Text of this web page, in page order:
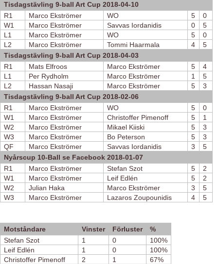
Tisdagstävling 9-ball Art Cup 2018-04-10
R1
Marco Ekströmer WO 5
0
W1
Marco Ekströmer Savvas Iordanidis 0
5
L1
Marco Ekströmer WO 5
0
L2
Marco Ekströmer Tommi Haarmala 4
5
Tisdagstävling 9-ball Art Cup 2018-04-03
R1
Mats Elfroos Marco Ekströmer 5
4
L1
Per Rydholm Marco Ekströmer 1
5
L2
Hassan Nasaji Marco Ekströmer 5
3
Tisdagstävling 9-ball Art Cup 2018-02-06
R1
Marco Ekströmer WO 5
0
W1
Marco Ekströmer Christoffer Pimenoff 5
1
W2
Marco Ekströmer Mikael Kiiski 5
3
W3
Marco Ekströmer Bo Peterson 5
3
QF
Marco Ekströmer Savvas Iordanidis 3
5
Nyårscup 10-Ball se Facebook 2018-01-07
R1
Marco Ekströmer Stefan Szot 5
2
W1
Marco Ekströmer Leif Edlén 5
2
W2
Julian Haka Marco Ekströmer 3
5
W3
Marco Ekströmer Lazaros Zoupounidis 4 5
Motståndare Vinster Förluster
%
Stefan Szot
1 0
100%
Leif Edlén
1 0
100%
Christoffer Pimenoff
2 1
67%